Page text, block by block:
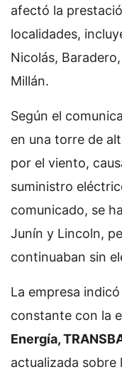
afectó la
localidades,
Nicolás,
Millán.
Según el
en una torre de
por el viento,
suministro
comunicado, se
Junín y Lincoln,
continuaban sin
La empresa
constante con la
Energía,
actualizada sobre